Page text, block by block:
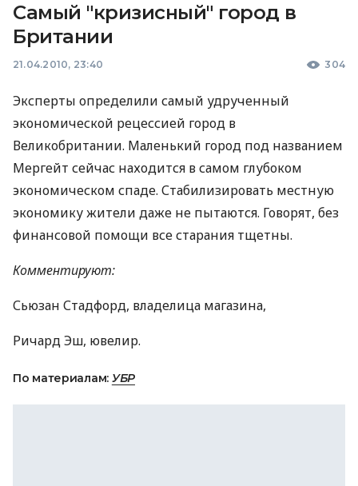
Самый "кризисный" город в
Британии
21.04.2010, 23:40 304
Эксперты определили самый удрученный
экономической рецессией город в
Великобритании. Маленький город под названием
Мергейт сейчас находится в самом глубоком
экономическом спаде. Стабилизировать местную
экономику жители даже не пытаются. Говорят, без
финансовой помощи все старания тщетны.
Комментируют:
Сьюзан Стадфорд, владелица магазина,
Ричард Эш, ювелир.
По материалам: УБР